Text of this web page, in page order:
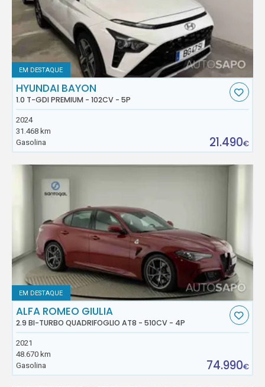
EM DESTAQUE
HYUNDAI BAYON
1.0 T-GDI PREMIUM - 102CV - 5P
2024
31.468 km
Gasolina
21.490€
EM DESTAQUE
ALFA ROMEO GIULIA
2.9 BI-TURBO QUADRIFOGLIO AT8 - 510CV - 4P
2021
48.670 km
Gasolina
74.990€